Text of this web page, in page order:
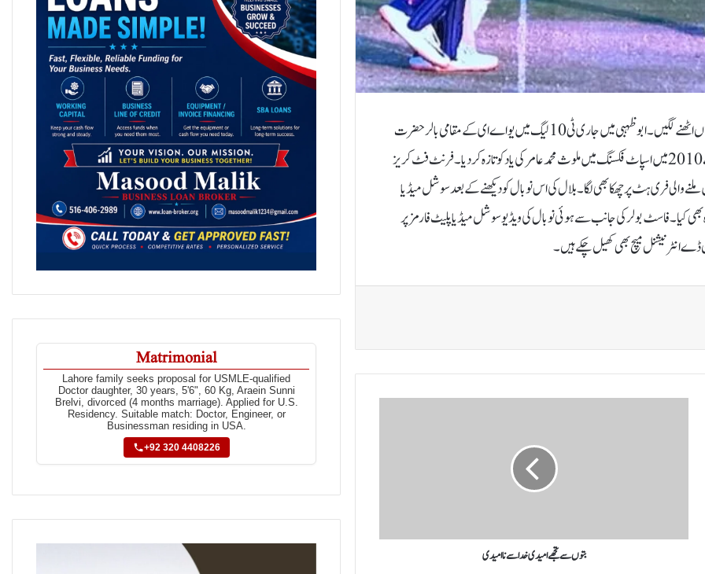
متحدہ عرب امارات (یو اے ای) کے فاسٹ بولر حضرت بلال کی متنازع نوبال پر انگلیاں اٹھنے لگیں۔ابوظہبی میں جاری ٹی10 لیگ میں یو اے ای کے مقامی بالر حضرت
بلال نے سامپ آرمی کی جانب سے نیویارک اسٹرائیکر کے خلاف نو بال کی، جس نے 2010 میں اسپاٹ فکسنگ میں ملوث محمد عامر کی یاد کو تازہ کردیا۔فرنٹ فٹ کریز
فری ہٹ پر چھکا بھی لگا۔ بلال کی اس نوبال کو دیکھنے کے بعد سوشل میڈیا
کیا۔فاسٹ بولر کی جانب سے ہوئی نوبال کی ویڈیو سوشل میڈیا پلیٹ فارمز پر
بتوں سے تجھے امیدی خدا سے نا امیدی
Matrimonial
Lahore family seeks proposal for USMLE-qualified
Doctor daughter, 30 years, 5'6", 60 Kg, Araein Sunni
Brelvi, divorced (4 months marriage). Applied for U.S.
Residency. Suitable match: Doctor, Engineer, or
Businessman residing in USA.
+92 320 4408226